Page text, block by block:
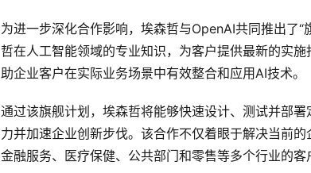
为进一步深化合作影响，埃森哲与OpenAI共同推出了
哲在人工智能领域的专业知识，为客户提供最新的实
助企业客户在实际业务场景中有效整合和应用AI技术。
通过该旗舰计划，埃森哲将能够快速设计、测试并部
力并加速企业创新步伐。该合作不仅着眼于解决当前
金融服务、医疗保健、公共部门和零售等多个行业的客